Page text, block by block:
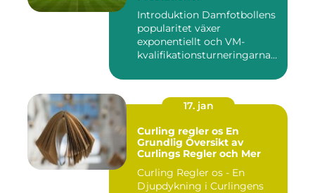
Introduktion Damfotbollens
popularitet växer
exponentiellt och VM-
kvalifikationsturneringarna
17. jan
Curling regler os En
Grundlig Översikt av
Curlings Regler och Mer
Curling Regler os - En
Djupdykning i Curlingens